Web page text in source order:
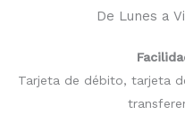
De Lunes a
Tarjeta de débito, tarjeta